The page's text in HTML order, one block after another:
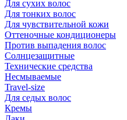
Для сухих волос
Для тонких волос
Для чувствительной кожи
Оттеночные кондиционеры
Против выпадения волос
Солнцезащитные
Технические средства
Несмываемые
Travel-size
Для седых волос
Кремы